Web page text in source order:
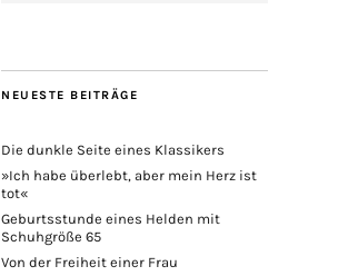
NEUESTE BEITRÄGE
Die dunkle Seite eines Klassikers
»Ich habe überlebt, aber mein Herz ist
tot«
Geburtsstunde eines Helden mit
Schuhgröße 65
Von der Freiheit einer Frau